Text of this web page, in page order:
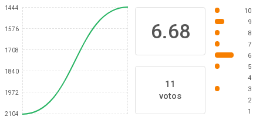
1444
1576
1708
1840
1972
2104
6.68
11
votos
10
9
8
7
6
5
4
3
2
1